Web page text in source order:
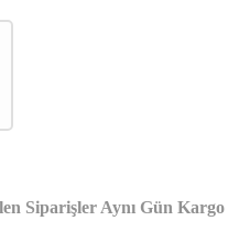
Siparişler Aynı Gün Kargo